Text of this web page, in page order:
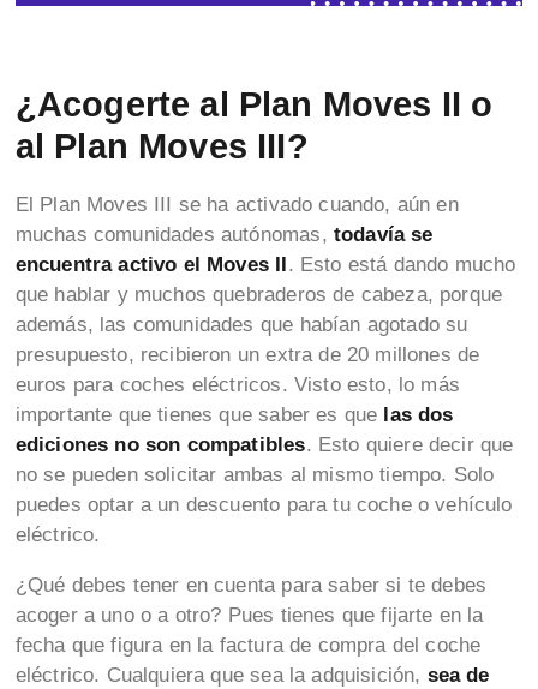
¿Acogerte al Plan Moves II o
al Plan Moves III?
El Plan Moves III se ha activado cuando, aún en
muchas comunidades autónomas, todavía se
encuentra activo el Moves II. Esto está dando mucho
que hablar y muchos quebraderos de cabeza, porque
además, las comunidades que habían agotado su
presupuesto, recibieron un extra de 20 millones de
euros para coches eléctricos. Visto esto, lo más
importante que tienes que saber es que las dos
ediciones no son compatibles. Esto quiere decir que
no se pueden solicitar ambas al mismo tiempo. Solo
puedes optar a un descuento para tu coche o vehículo
eléctrico.
¿Qué debes tener en cuenta para saber si te debes
acoger a uno o a otro? Pues tienes que fijarte en la
fecha que figura en la factura de compra del coche
eléctrico. Cualquiera que sea la adquisición, sea de